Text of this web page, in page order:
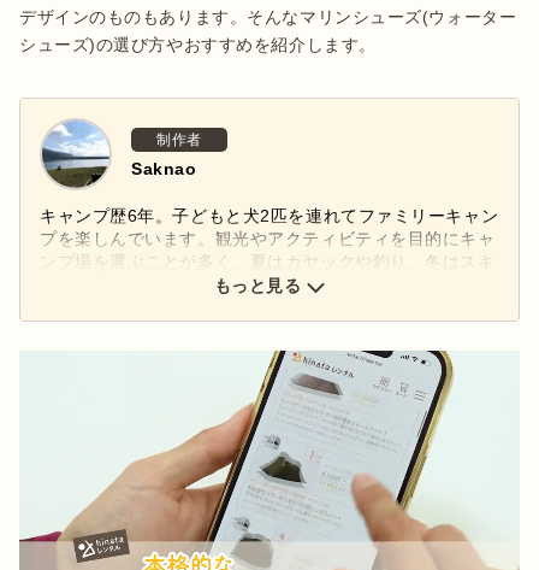
デザインのものもあります。そんなマリンシューズ(ウォーター
シューズ)の選び方やおすすめを紹介します。
制作者
Saknao
キャンプ歴6年。子どもと犬2匹を連れてファミリーキャン
プを楽しんでいます。観光やアクティビティを目的にキャ
ンプ場を選ぶことが多く、夏はカヤックや釣り、冬はスキ
ーも一緒に楽しんでいます。好きなアウトドアブランドは
もっと見る